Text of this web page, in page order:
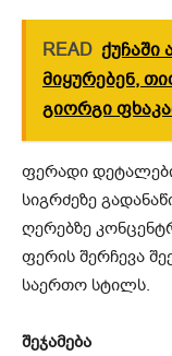
READ ქუჩაში
მიყურებენ,
გიორგი
ფერადი
სიგრძეზე
ღერებზე
ფერის შერჩევა
საერთო სტილს.
შეჯამება